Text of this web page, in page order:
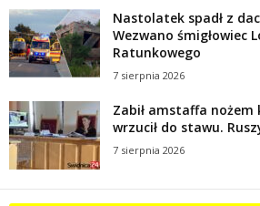
Nastolatek spadł z
Wezwano śmigłowiec
Ratunkowego
7 sierpnia 2026
Zabił amstaffa nożem
wrzucił do stawu.
7 sierpnia 2026